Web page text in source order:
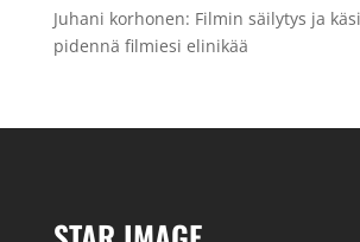
Juhani korhonen: Filmin säilytys ja
pidennä filmiesi elinikää